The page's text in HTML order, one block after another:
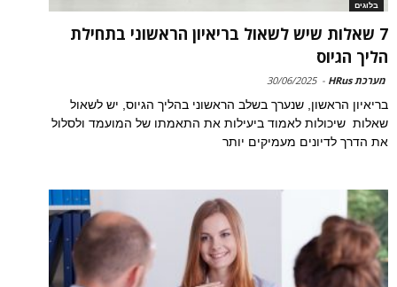
בלוגים
7 שאלות שיש לשאול בריאיון הראשוני בתחילת
הליך הגיוס
מערכת HRus -
30/06/2025
בריאיון הראשון, שנערך בשלב הראשוני בהליך הגיוס, יש לשאול
שאלות שיכולות לאמוד ביעילות את התאמתו של המועמד ולסלול
את הדרך לדיונים מעמיקים יותר